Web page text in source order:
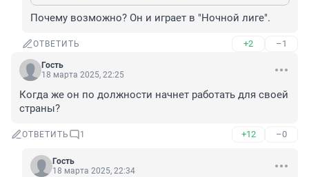
Почему возможно? Он и играет в "Ночной лиге".
ОТВЕТИТЬ +2 –1
Гость
18 марта 2025, 22:25
Когда же он по должности начнет работать для своей
страны?
ОТВЕТИТЬ 1 +12 –0
Гость
18 марта 2025, 22:34